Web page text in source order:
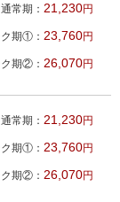
通常期： 21,230円
ク期①： 23,760円
ク期②： 26,070円
通常期： 21,230円
ク期①： 23,760円
ク期②： 26,070円